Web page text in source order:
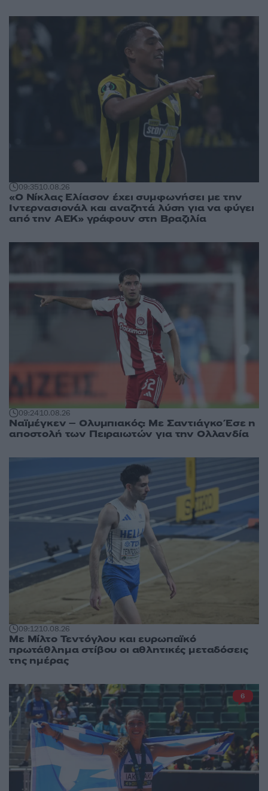
09:3510.08.26
«Ο Νίκλας Ελίασον έχει συμφωνήσει με την
Ιντερνασιονάλ και αναζητά λύση για να φύγει
από την ΑΕΚ» γράφουν στη Βραζιλία
09:2410.08.26
Ναϊμέγκεν – Ολυμπιακός: Με Σαντιάγκο Έσε η
αποστολή των Πειραιωτών για την Ολλανδία
09:1210.08.26
Με Μίλτο Τεντόγλου και ευρωπαϊκό
πρωτάθλημα στίβου οι αθλητικές μεταδόσεις
της ημέρας
6